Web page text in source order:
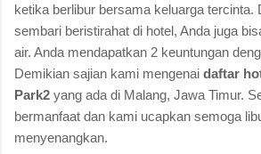
ketika berlibur bersama keluarga tercinta.
sembari beristirahat di hotel, Anda juga
air. Anda mendapatkan 2 keuntungan
Demikian sajian kami mengenai daftar
Park2 yang ada di Malang, Jawa Timur.
bermanfaat dan kami ucapkan semoga
menyenangkan.